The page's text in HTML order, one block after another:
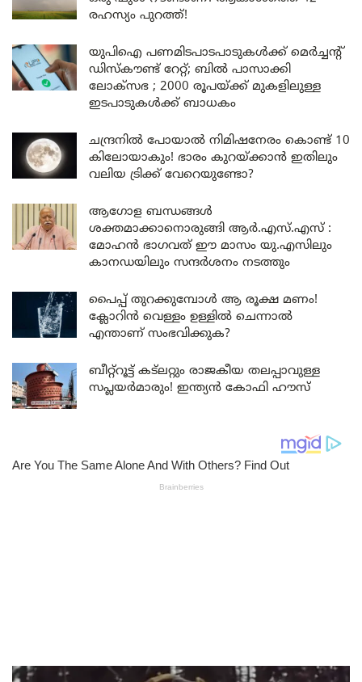
രഹസ്യം പുറത്ത്!
യുപിഐ പണമിടപാടപാടുകൾക്ക് മെർച്ചന്റ്
ഡിസ്കൗണ്ട് റേറ്റ്; ബിൽ പാസാക്കി
ലോക്സഭ ; 2000 രൂപയ്ക്ക് മുകളിലുള്ള
ഇടപാടുകൾക്ക് ബാധകം
ചന്ദ്രനിൽ പോയാൽ നിമിഷനേരം കൊണ്ട് 10
കിലോയാകും! ഭാരം കുറയ്ക്കാൻ ഇതിലും
വലിയ ട്രിക്ക് വേറെയുണ്ടോ?
ആഗോള ബന്ധങ്ങൾ
ശക്തമാക്കാനൊരുങ്ങി ആർ.എസ്.എസ് :
മോഹൻ ഭാഗവത് ഈ മാസം യു.എസിലും
കാനഡയിലും സന്ദർശനം നടത്തും
പൈപ്പ് തുറക്കുമ്പോൾ ആ രൂക്ഷ മണം!
ക്ലോറിൻ വെള്ളം ഉള്ളിൽ ചെന്നാൽ
എന്താണ് സംഭവിക്കുക?
ബീറ്റ്‌റൂട്ട് കട്‌ലറ്റും രാജകീയ തലപ്പാവുള്ള
സപ്ലയർമാരും! ഇന്ത്യൻ കോഫി ഹൗസ്